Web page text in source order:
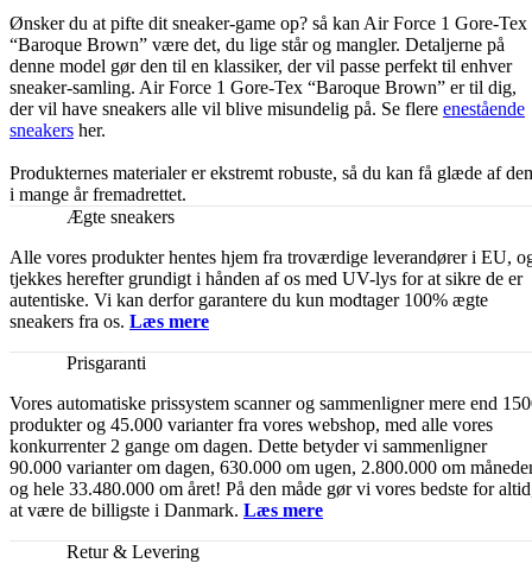
Ønsker du at pifte dit sneaker-game op? så kan Air Force 1 Gore-Tex
“Baroque Brown” være det, du lige står og mangler. Detaljerne på
denne model gør den til en klassiker, der vil passe perfekt til enhver
sneaker-samling. Air Force 1 Gore-Tex “Baroque Brown” er til dig,
der vil have sneakers alle vil blive misundelig på. Se flere enestående
sneakers her.
Produkternes materialer er ekstremt robuste, så du kan få glæde af
i mange år fremadrettet.
Ægte sneakers
Alle vores produkter hentes hjem fra troværdige leverandører i EU,
tjekkes herefter grundigt i hånden af os med UV-lys for at sikre de er
autentiske. Vi kan derfor garantere du kun modtager 100% ægte
sneakers fra os. Læs mere
Prisgaranti
Vores automatiske prissystem scanner og sammenligner mere end
produkter og 45.000 varianter fra vores webshop, med alle vores
konkurrenter 2 gange om dagen. Dette betyder vi sammenligner
90.000 varianter om dagen, 630.000 om ugen, 2.800.000 om
og hele 33.480.000 om året! På den måde gør vi vores bedste for
at være de billigste i Danmark. Læs mere
Retur & Levering